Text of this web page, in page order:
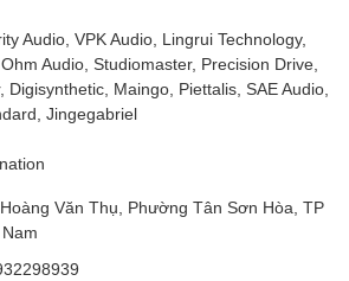
Audio, VPK Audio, Lingrui Technology,
Audio, Studiomaster, Precision Drive,
Digisynthetic, Maingo, Piettalis, SAE Audio,
Jingegabriel
Văn Thụ, Phường Tân Sơn Hòa, TP